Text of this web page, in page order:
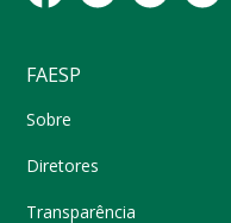
FAESP
Sobre
Diretores
Transparência